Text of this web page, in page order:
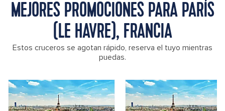
MEJORES PROMOCIONES PARA PARÍS
(LE HAVRE), FRANCIA
Estos cruceros se agotan rápido, reserva el tuyo mientras
puedas.